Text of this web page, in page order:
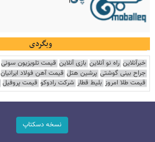
وبگردی
خبرآنلاین راه نو آنلاین بازی آنلاین قیمت تلویزیون سونی
جراح بینی گوشتی پرشین هتل قیمت آهن فولاد ایرانیان
قیمت طلا امروز بلیط قطار شرکت رادوکو قیمت پروفیل
نسخه دسکتاپ